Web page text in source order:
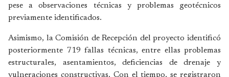
pese a observaciones técnicas y problemas geotécnicos
previamente identificados.
Asimismo, la Comisión de Recepción del proyecto identificó
posteriormente 719 fallas técnicas, entre ellas problemas
estructurales, asentamientos, deficiencias de drenaje y
vulneraciones constructivas. Con el tiempo, se registraron